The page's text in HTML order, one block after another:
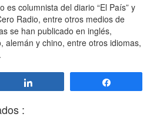
es columnista del diario “El País” y
Radio, entre otros medios de
se han publicado en inglés,
alemán y chino, entre otros idiomas,
: